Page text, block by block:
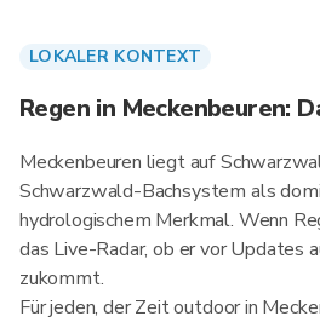
LOKALER KONTEXT
Regen in Meckenbeuren:
Meckenbeuren liegt auf
Schwarzwald-Bachsystem als
hydrologischem Merkmal. Wenn
das Live-Radar, ob er vor Updates
zukommt.
Für jeden, der Zeit outdoor in